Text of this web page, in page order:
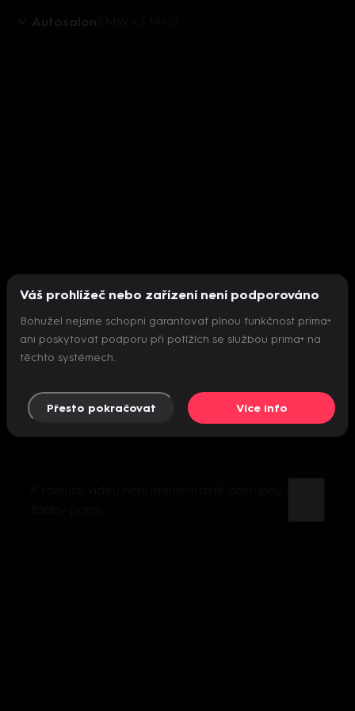
Autosalon
Nepodařilo se inicializovat přehrávač
Váš prohlížeč nebo zařízení není podporováno
Bohužel nejsme schopni garantovat plnou funkčnost prima+
ani poskytovat podporu při potížích se službou prima+ na
těchto systémech.
Přesto pokračovat Více info